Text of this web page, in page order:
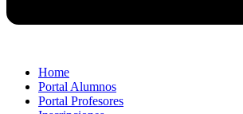
Home
Portal Alumnos
Portal Profesores